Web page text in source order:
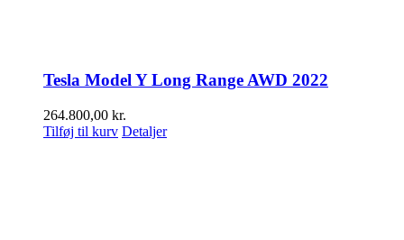
Tesla Model Y Long Range AWD 2022
264.800,00 kr.
Tilføj til kurv Detaljer